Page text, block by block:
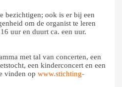
bezichtigen; ook is er bij een
om de organist te leren
uur en duurt ca. een uur.
met tal van concerten, een
een kinderconcert en een
vinden op www.stichting-